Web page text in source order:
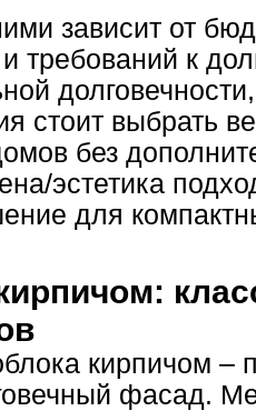
зависит от
требований к
стоит выбрать
без
эстетика
для
кирпичом –
фасад.